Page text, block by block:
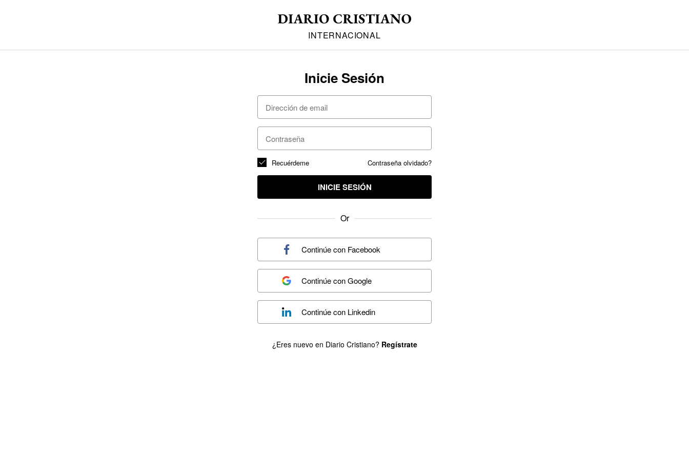
INTERNACIONAL
Inicie Sesión
Contraseña olvidado?
Recuérdeme
INICIE SESIÓN
Or
Continúe con Facebook
Continúe conGoogle
Continúe con Linkedin
¿Eres nuevo en Diario Cristiano? Regístrate